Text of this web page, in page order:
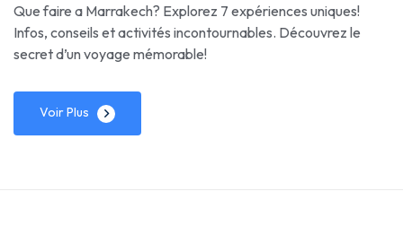
Que faire a Marrakech? Explorez 7 expériences uniques!
Infos, conseils et activités incontournables. Découvrez le
secret d’un voyage mémorable!
Voir Plus